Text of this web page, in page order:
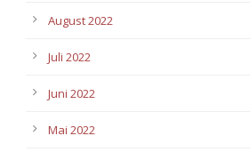
August 2022
Juli 2022
Juni 2022
Mai 2022